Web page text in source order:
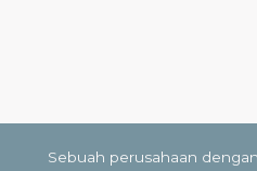
Sebuah perusahaan